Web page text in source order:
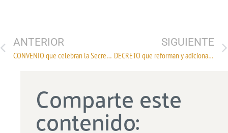
ANTERIOR
CONVENIO que celebran la Secretaría de Medio Ambiente y Recursos Naturales, a través de la CONAGUA y el Edo. Méx.
SIGUIENTE
DECRETO que reforman y adicionan disposiciones de la Ley General para Prevenir, Sancionar y Erradicar los Delitos en Materia de Trata de Personas
Comparte este
contenido: